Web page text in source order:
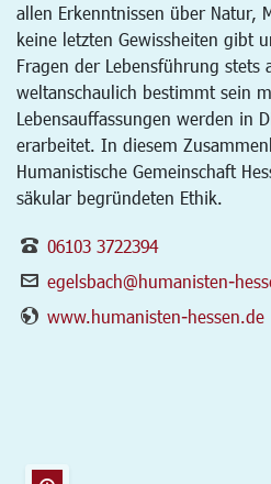
allen Erkenntnissen über Natur,
keine letzten Gewissheiten gibt
Fragen der Lebensführung stets
weltanschaulich bestimmt sein
Lebensauffassungen werden in
erarbeitet. In diesem
Humanistische Gemeinschaft
säkular begründeten Ethik.
06103 3722394
egelsbach@humanisten-
www.humanisten-hessen.de